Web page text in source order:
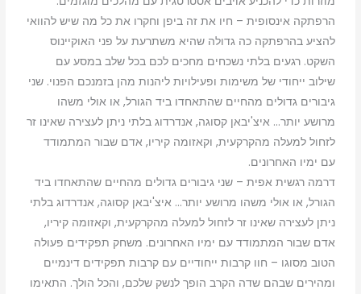
הרפתקה אינסופית – חיו את זה ביפן וחקרו את כל מה שיש להוואי
להציע בהרפתקה כה גדולה שהיא משתרעת על פני האוקיינוס
השקט. רגעים בלתי נשכחים מחכים לכם בכל שלב במסע עם
שילוב ייחודי של משימות ופעילויות ליהנות מהן בזמנכם הפנוי. שני
גיבורים גדולים מהחיים שהתאחדו ביד הגורל, או אולי משהו
מרושע יותר… איצ'יבאן קסוגה, אנדרדוג בלתי ניתן לעצירה שאינו זר
לזחול למעלה מהקרקעית, וקאזומה קיריו, אדם שבור המתמודד
עם ימיו האחרונים.
דרמה רגשית אפית – שני גיבורים גדולים מהחיים שהתאחדו ביד
הגורל, או אולי משהו מרושע יותר… איצ'יבאן קסוגה, אנדרדוג בלתי
ניתן לעצירה שאינו זר לזחול למעלה מהקרקעית, וקאזומה קיריו,
אדם שבור המתמודד עם ימיו האחרונים. משחק תפקידים פעולה
הטוב מסוגו – חוו קרבות ייחודיים עם קרבות תפקידים דינמיים
ומהירים שבהם שדה הקרב הופך לנשק שלכם, והכל הולך. התאימו